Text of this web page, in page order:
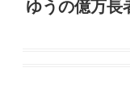
ゆうの億万長